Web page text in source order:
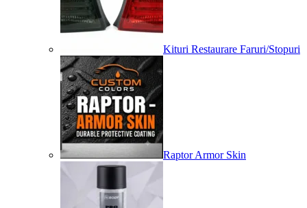
Kituri Restaurare Faruri/Stopuri
Raptor Armor Skin